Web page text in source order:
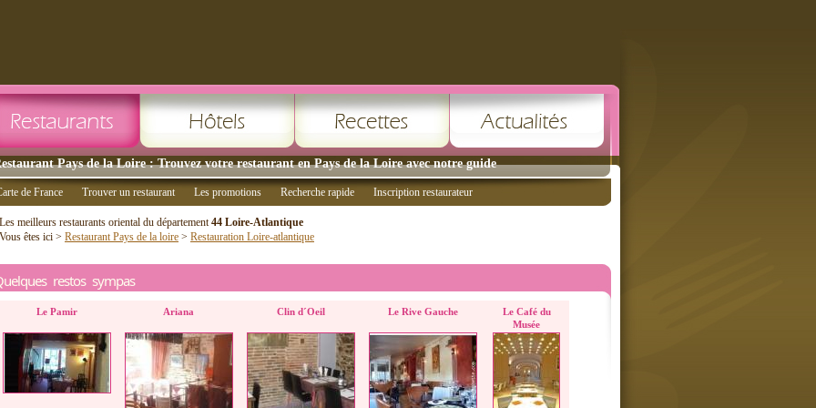
Pays de la Loire : Trouvez votre restaurant en Pays de la Loire avec notre guide
de France Trouver un restaurant Les promotions Recherche rapide Inscription restaurateur
Les meilleurs restaurants oriental du département44 Loire-Atlantique
Vous êtes ici > Restaurant Pays de la loire > Restauration Loire-atlantique
restos sympas
Le Pamir Ariana Clin d´Oeil Le Rive Gauche
Le Café du
Musée